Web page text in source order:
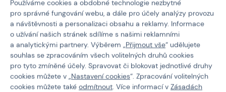
Snadná údržba:Lze prát v pračce na jemný program
Ideální volba pro hráče, kteří chtějí funkční výbavu s důrazem
na komfort, ventilaci a maskování. V horkém počasí tě udrží
v suchu, v akci ti dopřeje klid a soustředění. Malý detail, který
může mít velký dopad.
Doplňky k brýlím a maskám Field Čelenka Field
Používáme cookies a obdobné technologie nezbytné
pro správné fungování webu, a dále pro účely analýzy provozu
a návštěvnosti a personalizaci obsahu a reklamy. Informace
o užívání našich stránek sdílíme s našimi reklamními
a analytickými partnery. Výběrem „Přijmout vše“ udělujete
souhlas se zpracováním všech volitelných druhů cookies
pro tyto zmíněné účely. Spravovat či blokovat jednotlivé druhy
cookies můžete v „Nastavení cookies“. Zpracování volitelných
cookies můžete také odmítnout. Více informací v Zásadách